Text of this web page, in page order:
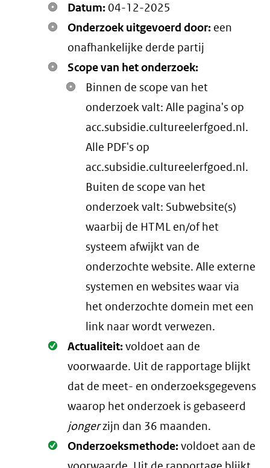
Datum: 04-12-2025
Onderzoek uitgevoerd door: een
onafhankelijke derde partij
Scope van het onderzoek:
Binnen de scope van het
onderzoek valt: Alle pagina's op
acc.subsidie.cultureelerfgoed.nl.
Alle PDF's op
acc.subsidie.cultureelerfgoed.nl.
Buiten de scope van het
onderzoek valt: Subwebsite(s)
waarbij de HTML en/of het
systeem afwijkt van de
onderzochte website. Alle externe
systemen en websites waar via
het onderzochte domein met een
link naar wordt verwezen.
Oké.
Actualiteit:voldoet aan de
voorwaarde. Uit de rapportage blijkt
dat de meet- en onderzoeksgegevens
waarop het onderzoek is gebaseerd
jongerzijn dan 36 maanden.
Oké.
Onderzoeksmethode:voldoet aan de